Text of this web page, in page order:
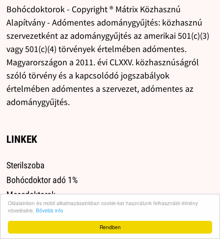
Rendben
Oldalainkon és mobil alkalmazásainkban cookie-kat használunk felhasználói élmény
növelésére. Bővebb info
Bohócdoktorok - Copyright ® Mátrix Közhasznú
Alapítvány - Adómentes adománygyűjtés: közhasznú
szervezetként az adománygyűjtés az amerikai 501(c)(3)
vagy 501(c)(4) törvények értelmében adómentes.
Magyarországon a 2011. évi CLXXV. közhasznúságról
szóló törvény és a kapcsolódó jogszabályok
értelmében adómentes a szervezet, adómentes az
adománygyűjtés.
LINKEK
Sterilszoba
Bohócdoktor adó 1%
Mesedoktorok
Gazdikereső / Állatvédelem
Leszokni